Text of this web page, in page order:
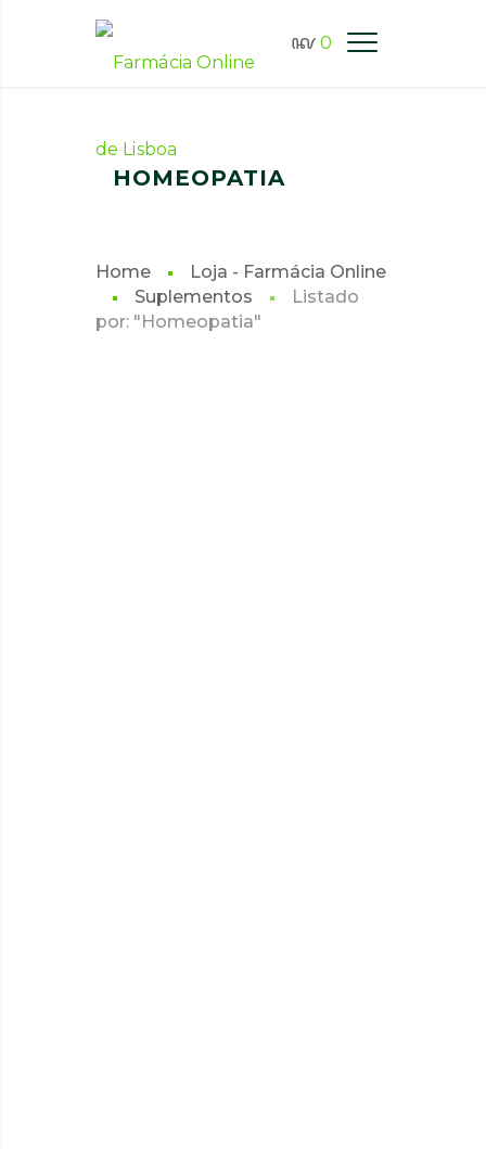
0
FARMÁCIA ONLINE LISBOA
HOMEOPATIA
Home
Loja - Farmácia Online
Suplementos
Listado
por: "Homeopatia"